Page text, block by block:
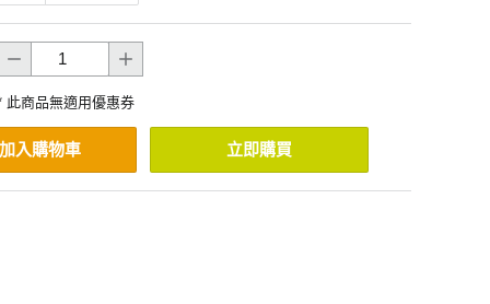
此商品無適用優惠券
加入購物車 立即購買